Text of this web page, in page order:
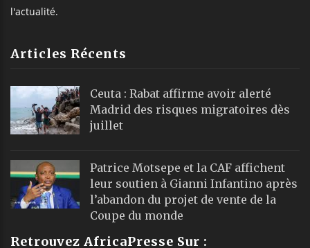
l'actualité.
Articles Récents
Ceuta : Rabat affirme avoir alerté
Madrid des risques migratoires dès
juillet
Patrice Motsepe et la CAF affichent
leur soutien à Gianni Infantino après
l’abandon du projet de vente de la
Coupe du monde
Retrouvez AfricaPresse Sur :